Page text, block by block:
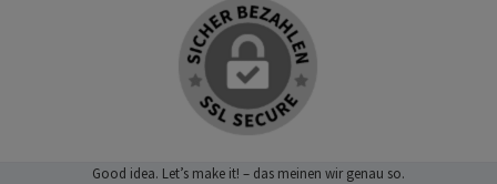
Good idea. Let’s make it! – das meinen wir genau so.